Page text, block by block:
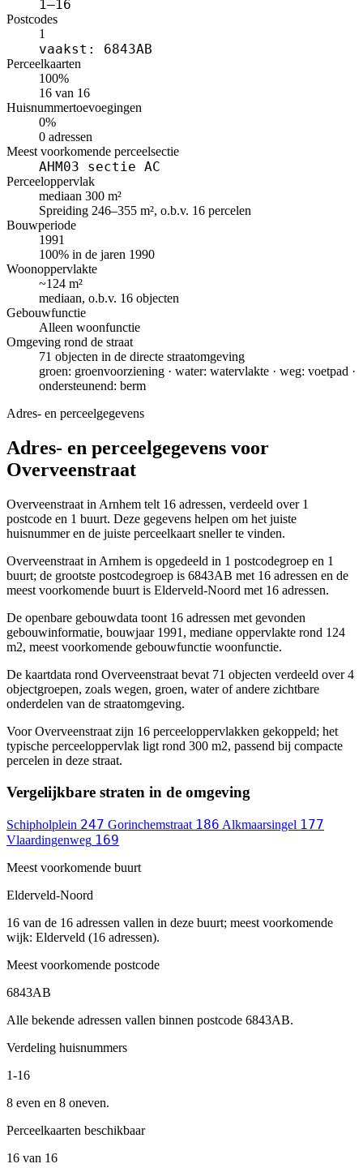
1–16
Postcodes
1
vaakst: 6843AB
Perceelkaarten
100%
16 van 16
Huisnummertoevoegingen
0%
0 adressen
Meest voorkomende perceelsectie
AHM03 sectie AC
Perceeloppervlak
mediaan 300 m²
Spreiding 246–355 m², o.b.v. 16 percelen
Bouwperiode
1991
100% in de jaren 1990
Woonoppervlakte
~124 m²
mediaan, o.b.v. 16 objecten
Gebouwfunctie
Alleen woonfunctie
Omgeving rond de straat
71 objecten in de directe straatomgeving
groen: groenvoorziening · water: watervlakte · weg: voetpad ·
ondersteunend: berm
Adres- en perceelgegevens
Adres- en perceelgegevens voor
Overveenstraat
Overveenstraat in Arnhem telt 16 adressen, verdeeld over 1
postcode en 1 buurt. Deze gegevens helpen om het juiste
huisnummer en de juiste perceelkaart sneller te vinden.
Overveenstraat in Arnhem is opgedeeld in 1 postcodegroep en 1
buurt; de grootste postcodegroep is 6843AB met 16 adressen en de
meest voorkomende buurt is Elderveld-Noord met 16 adressen.
De openbare gebouwdata toont 16 adressen met gevonden
gebouwinformatie, bouwjaar 1991, mediane oppervlakte rond 124
m2, meest voorkomende gebouwfunctie woonfunctie.
De kaartdata rond Overveenstraat bevat 71 objecten verdeeld over 4
objectgroepen, zoals wegen, groen, water of andere zichtbare
onderdelen van de straatomgeving.
Voor Overveenstraat zijn 16 perceeloppervlakken gekoppeld; het
typische perceeloppervlak ligt rond 300 m2, passend bij compacte
percelen in deze straat.
Vergelijkbare straten in de omgeving
Schipholplein 247 Gorinchemstraat 186 Alkmaarsingel 177
Vlaardingenweg 169
Meest voorkomende buurt
Elderveld-Noord
16 van de 16 adressen vallen in deze buurt; meest voorkomende
wijk: Elderveld (16 adressen).
Meest voorkomende postcode
6843AB
Alle bekende adressen vallen binnen postcode 6843AB.
Verdeling huisnummers
1-16
8 even en 8 oneven.
Perceelkaarten beschikbaar
16 van 16